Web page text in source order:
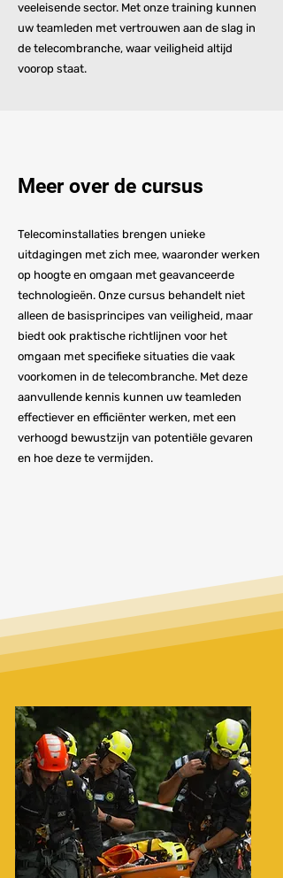
veeleisende sector. Met onze training kunnen
uw teamleden met vertrouwen aan de slag in
de telecombranche, waar veiligheid altijd
voorop staat.
Meer over de cursus
Telecominstallaties brengen unieke
uitdagingen met zich mee, waaronder werken
op hoogte en omgaan met geavanceerde
technologieën. Onze cursus behandelt niet
alleen de basisprincipes van veiligheid, maar
biedt ook praktische richtlijnen voor het
omgaan met specifieke situaties die vaak
voorkomen in de telecombranche. Met deze
aanvullende kennis kunnen uw teamleden
effectiever en efficiënter werken, met een
verhoogd bewustzijn van potentiële gevaren
en hoe deze te vermijden.